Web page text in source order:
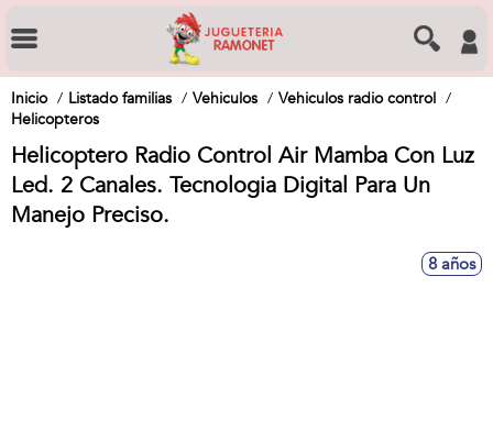
Inicio Listado familias Vehiculos
Vehiculos radio control
Helicopteros
Helicoptero Radio Control Air Mamba Con Luz
Led. 2 Canales. Tecnologia Digital Para Un
Manejo Preciso.
8 años